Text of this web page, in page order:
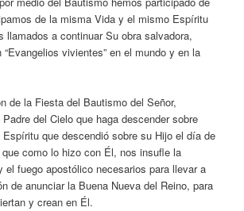
de la misma Vida y el mismo Espíritu
llamados a continuar Su obra salvadora,
vivientes” en el mundo y en la
de la Fiesta del Bautismo del Señor,
del Cielo que haga descender sobre
que descendió sobre su Hijo el día de
como lo hizo con Él, nos insufle la
el fuego apostólico necesarios para llevar a
de anunciar la Buena Nueva del Reino, para
y crean en Él.